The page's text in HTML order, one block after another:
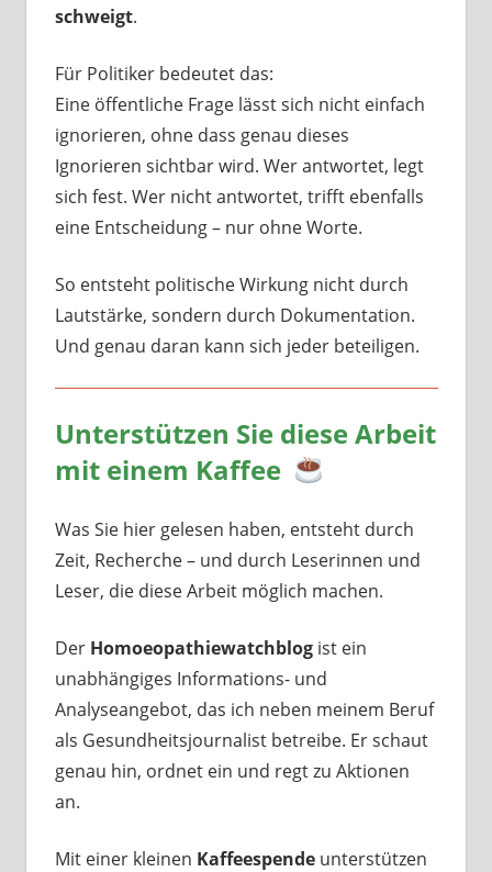
schweigt.
Für Politiker bedeutet das:
Eine öffentliche Frage lässt sich nicht einfach
ignorieren, ohne dass genau dieses
Ignorieren sichtbar wird. Wer antwortet, legt
sich fest. Wer nicht antwortet, trifft ebenfalls
eine Entscheidung – nur ohne Worte.
So entsteht politische Wirkung nicht durch
Lautstärke, sondern durch Dokumentation.
Und genau daran kann sich jeder beteiligen.
Unterstützen Sie diese Arbeit
mit einem Kaffee
Was Sie hier gelesen haben, entsteht durch
Zeit, Recherche – und durch Leserinnen und
Leser, die diese Arbeit möglich machen.
Der Homoeopathiewatchblogist ein
unabhängiges Informations- und
Analyseangebot, das ich neben meinem Beruf
als Gesundheitsjournalist betreibe. Er schaut
genau hin, ordnet ein und regt zu Aktionen
an.
Mit einer kleinen Kaffeespendeunterstützen